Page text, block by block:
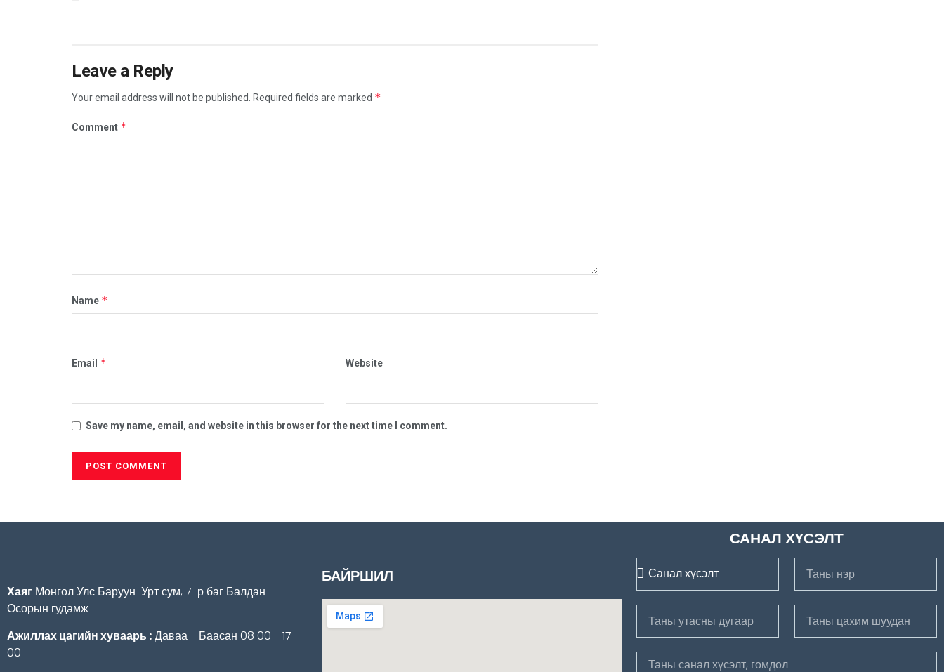
Leave a Reply
Your email address will not be published. Required fields are marked *
Comment *
Name *
Email * Website
Save my name, email, and website in this browser for the next time I comment.
Хаяг Монгол Улс Баруун-Урт сум, 7-р баг Балдан-
Осорын гудамж
Ажиллах цагийн хуваарь :Даваа - Баасан 08 00 - 17
00
БАЙРШИЛ
САНАЛ ХҮСЭЛТ